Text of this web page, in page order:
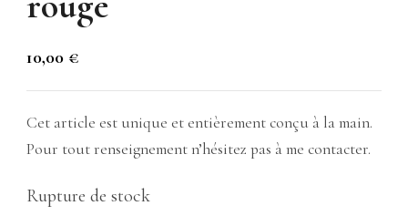
10,00 €
Cet article est unique et entièrement conçu à la main.
Pour tout renseignement n’hésitez pas à me contacter.
Rupture de stock